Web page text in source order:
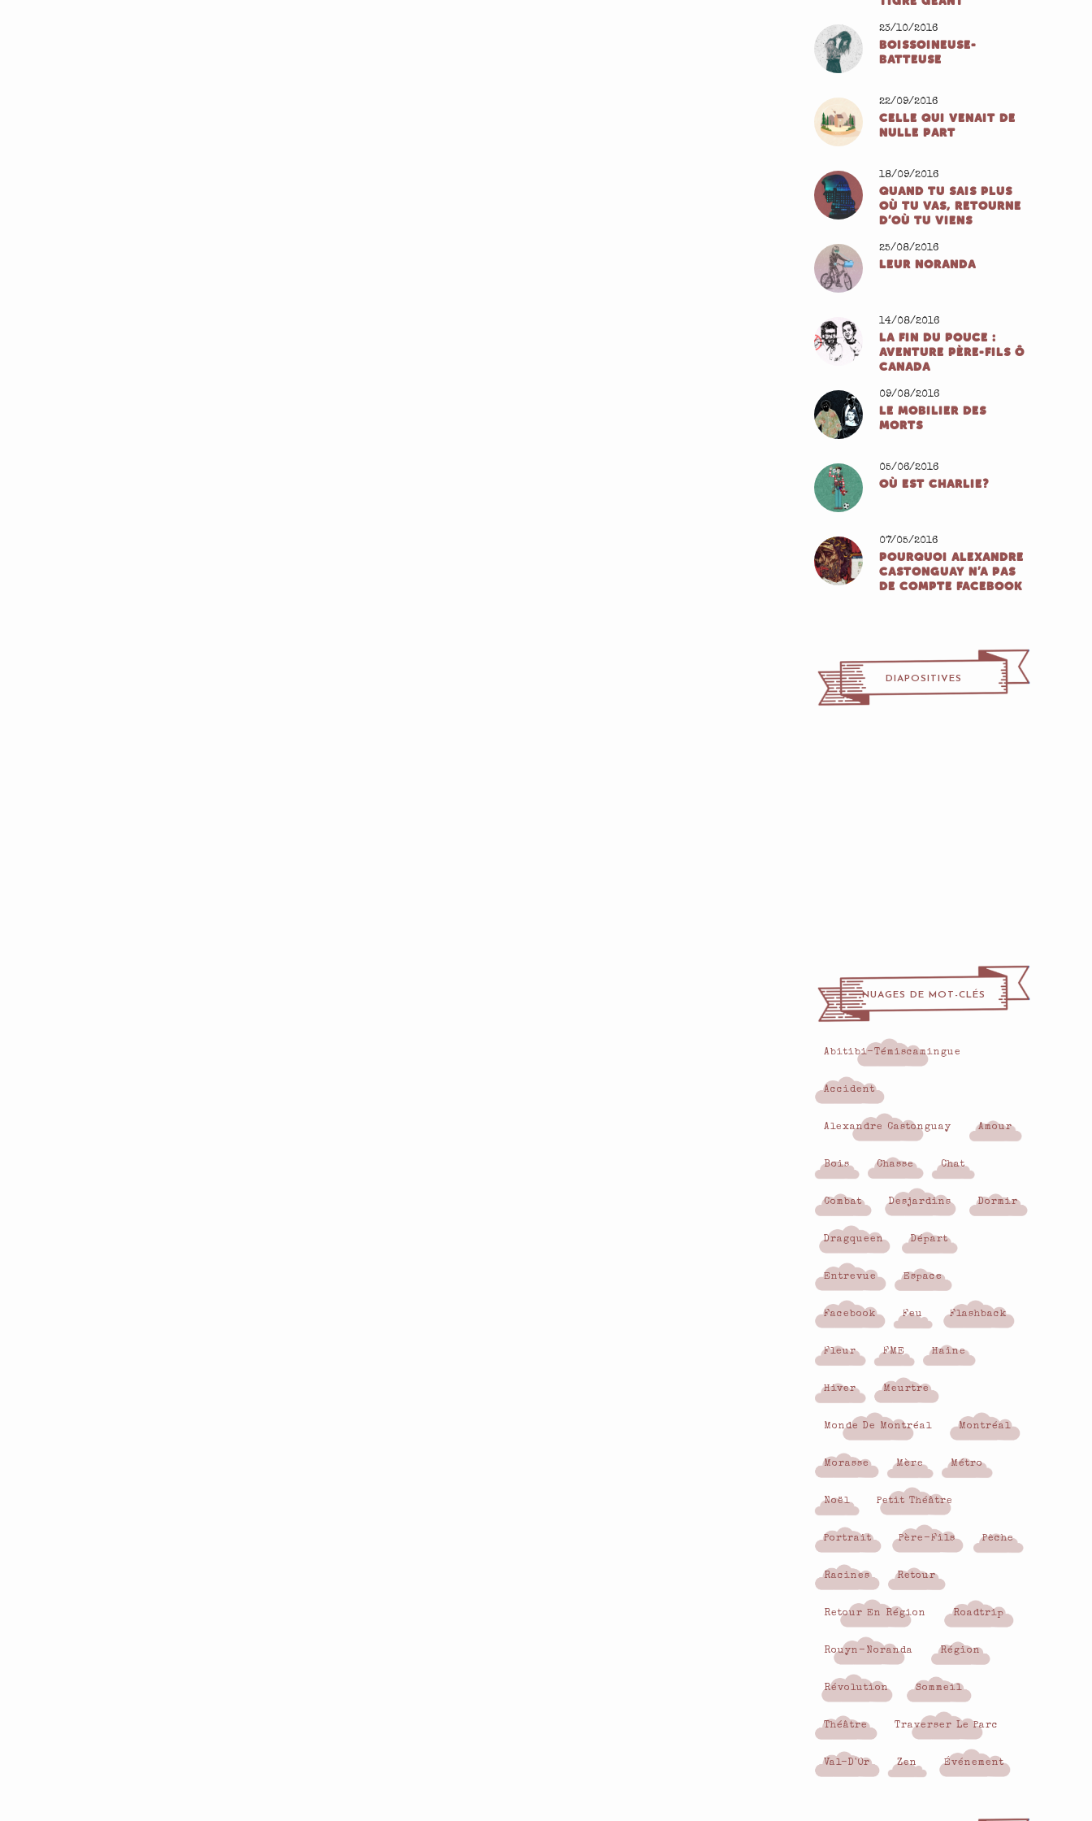
23/10/2016
BOISSOINEUSE-
BATTEUSE
22/09/2016
CELLE QUI VENAIT DE
NULLE PART
18/09/2016
QUAND TU SAIS PLUS
OÙ TU VAS, RETOURNE
D’OÙ TU VIENS
25/08/2016
LEUR NORANDA
14/08/2016
LA FIN DU POUCE :
AVENTURE PÈRE-FILS Ô
CANADA
09/08/2016
LE MOBILIER DES
MORTS
05/06/2016
OÙ EST CHARLIE?
07/05/2016
POURQUOI ALEXANDRE
CASTONGUAY N’A PAS
DE COMPTE FACEBOOK
DIAPOSITIVES
NUAGES DE MOT-CLÉS
Abitibi-Témiscamingue
Accident
Alexandre Castonguay Amour
Bois Chasse Chat
Combat Desjardins Dormir
Dragqueen Départ
Entrevue Espace
Facebook Feu Flashback
Fleur FME Haine
Hiver Meurtre
Monde De Montréal Montréal
Morasse Mère Métro
Noël Petit Théâtre
Portrait Père-Fils Pêche
Racines Retour
Retour En Région Roadtrip
Rouyn-Noranda Région
Révolution Sommeil
Théâtre Traverser Le Parc
Val-D'Or Zen Événement